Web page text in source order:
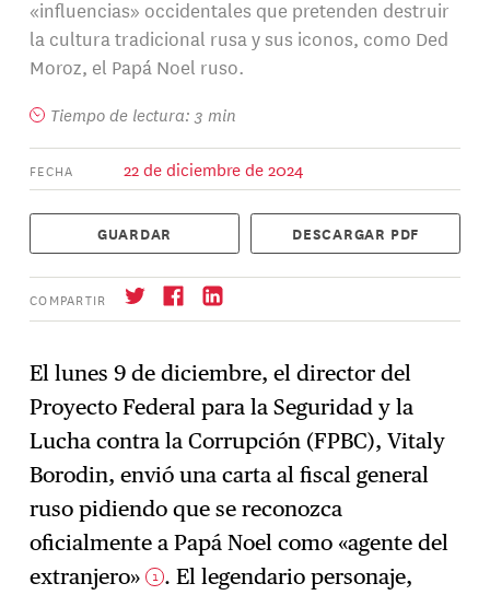
«influencias» occidentales que pretenden destruir
la cultura tradicional rusa y sus iconos, como Ded
Moroz, el Papá Noel ruso.
Tiempo de lectura: 3 min
FECHA 22 de diciembre de 2024
GUARDAR DESCARGAR PDF
COMPARTIR
→ Suscríbase
El lunes 9 de diciembre, el director del
Proyecto Federal para la Seguridad y la
Lucha contra la Corrupción (FPBC), Vitaly
Borodin, envió una carta al fiscal general
ruso pidiendo que se reconozca
oficialmente a Papá Noel como «agente del
extranjero» 1 . El legendario personaje,